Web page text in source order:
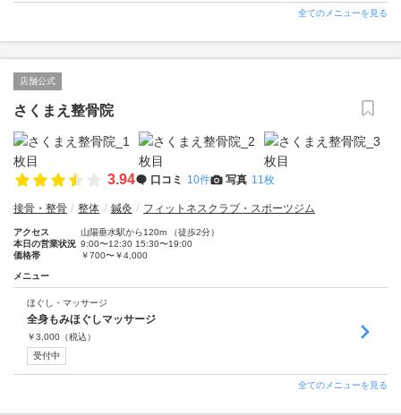
全てのメニューを見る
店舗公式
さくまえ整骨院
3.94 口コミ 10件 写真 11枚
接骨・整骨 整体 鍼灸 フィットネスクラブ・スポーツジム
アクセス
山陽垂水駅から120m （徒歩2分）
本日の営業状況 9:00〜12:30 15:30〜19:00
価格帯
￥700〜￥4,000
メニュー
ほぐし・マッサージ
全身もみほぐしマッサージ
￥3,000 （税込）
受付中
全てのメニューを見る